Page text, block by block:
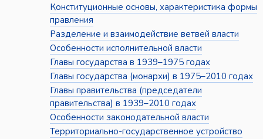
Конституционные основы, характеристика формы
правления
Разделение и взаимодействие ветвей власти
Особенности исполнительной власти
Главы государства в 1939–1975 годах
Главы государства (монархи) в 1975–2010 годах
Главы правительства (председатели
правительства) в 1939–2010 годах
Особенности законодательной власти
Территориально-государственное устройство